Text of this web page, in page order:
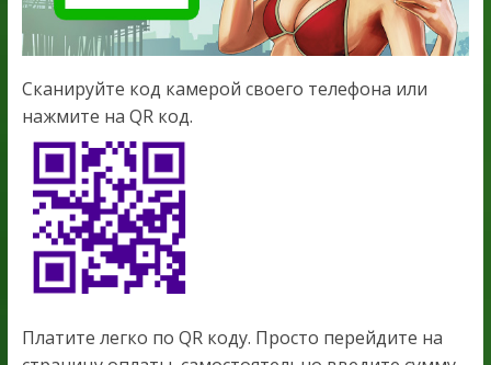
Сканируйте код камерой своего телефона или
нажмите на QR код.
Платите легко по QR коду. Просто перейдите на